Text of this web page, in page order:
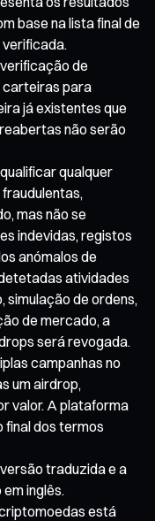
base na lista final de
de
carteiras para
já existentes que
não serão
qualquer
mas não se
indevidas, registos
anómalos de
atividades
simulação de ordens,
de mercado, a
será revogada.
campanhas no
um airdrop,
valor. A plataforma
dos termos
traduzida e a
inglês.
está